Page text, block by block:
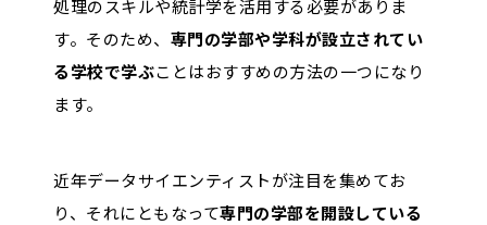
処理のスキルや統計学を活用する必要がありま
す。そのため、 専門の学部や学科が設立されてい
る学校で学ぶことはおすすめの方法の一つになり
ます。
近年データサイエンティストが注目を集めてお
り、それにともなって専門の学部を開設している